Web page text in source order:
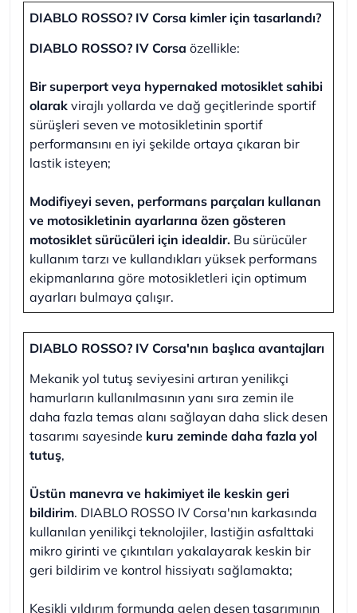
DIABLO ROSSO? IV Corsa kimler için tasarlandı?
DIABLO ROSSO? IV Corsa özellikle:
Bir superport veya hypernaked motosiklet sahibi
olarak virajlı yollarda ve dağ geçitlerinde sportif
sürüşleri seven ve motosikletinin sportif
performansını en iyi şekilde ortaya çıkaran bir
lastik isteyen;
Modifiyeyi seven, performans parçaları kullanan
ve motosikletinin ayarlarına özen gösteren
motosiklet sürücüleri için idealdir. Bu sürücüler
kullanım tarzı ve kullandıkları yüksek performans
ekipmanlarına göre motosikletleri için optimum
ayarları bulmaya çalışır.
DIABLO ROSSO? IV Corsa'nın başlıca avantajları
Mekanik yol tutuş seviyesini artıran yenilikçi
hamurların kullanılmasının yanı sıra zemin ile
daha fazla temas alanı sağlayan daha slick desen
tasarımı sayesinde kuru zeminde daha fazla yol
tutuş,
Üstün manevra ve hakimiyet ile keskin geri
bildirim. DIABLO ROSSO IV Corsa'nın karkasında
kullanılan yenilikçi teknolojiler, lastiğin asfalttaki
mikro girinti ve çıkıntıları yakalayarak keskin bir
geri bildirim ve kontrol hissiyatı sağlamakta;
Kesikli yıldırım formunda gelen desen tasarımının